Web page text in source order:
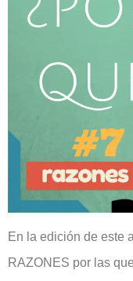
En la edición de este
RAZONES por las